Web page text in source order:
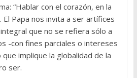
“Hablar con el corazón, en la
El Papa nos invita a ser artífices
que no se refiera sólo a
-con fines parciales o intereses
implique la globalidad de la
ser.